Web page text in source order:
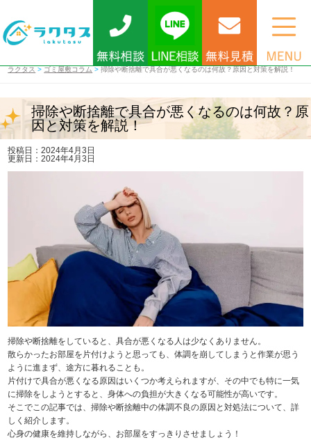
ラクタス > ゴミ屋敷コラム >掃除や断捨離で具合が悪くなるのは何故？原因と対策を解説！
掃除や断捨離で具合が悪くなるのは何故？原
因と対策を解説！
投稿日：2024年4月3日
更新日：2024年4月3日
掃除や断捨離をしていると、具合が悪くなる人は少なくありません。
散らかったお部屋を片付けようと思っても、体調を崩してしまうと作業が思う
ように進まず、途方に暮れることも。
片付けで具合が悪くなる原因はいくつか考えられますが、その中でも特に一気
に掃除をしようとすると、身体への負担が大きくなる可能性が高いです。
そこでこの記事では、掃除や断捨離中の体調不良の原因と対処法について、詳
しく紹介します。
心身の健康を維持しながら、お部屋をすっきりさせましょう！